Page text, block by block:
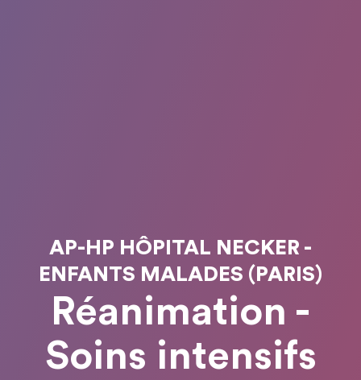
AP-HP HÔPITAL NECKER -
ENFANTS MALADES (PARIS)
Réanimation -
Soins intensifs